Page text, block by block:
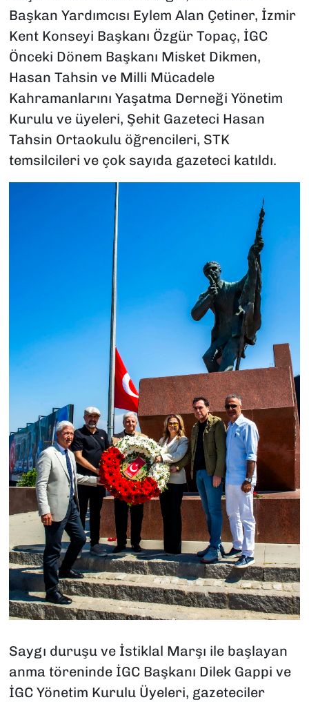
Başkan Yardımcısı Eylem Alan Çetiner, İzmir
Kent Konseyi Başkanı Özgür Topaç, İGC
Önceki Dönem Başkanı Misket Dikmen,
Hasan Tahsin ve Milli Mücadele
Kahramanlarını Yaşatma Derneği Yönetim
Kurulu ve üyeleri, Şehit Gazeteci Hasan
Tahsin Ortaokulu öğrencileri, STK
temsilcileri ve çok sayıda gazeteci katıldı.
Saygı duruşu ve İstiklal Marşı ile başlayan
anma töreninde İGC Başkanı Dilek Gappi ve
İGC Yönetim Kurulu Üyeleri, gazeteciler